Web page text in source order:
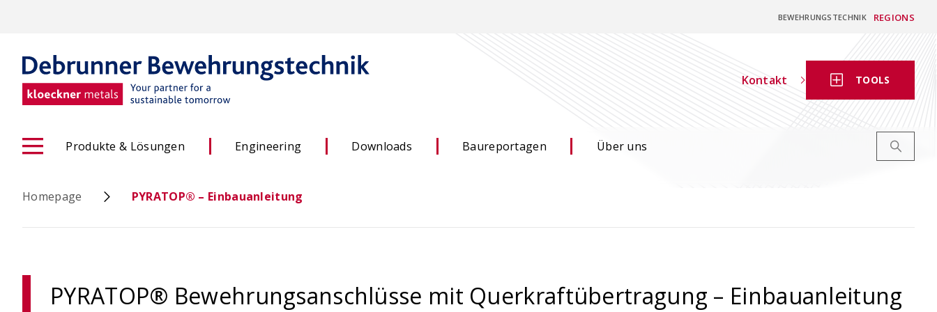
content
BEWEHRUNGSTECHNIK REGIONS
Kontakt TOOLS
Produkte & Lösungen Engineering Downloads Baureportagen Über uns
ACINOXplus® Höhenversatz
- Konfigurator
OCIMA –
ACILIST
Digitaler
Homepage PYRATOP® – Einbauanleitung
PYRATOP® Bewehrungsanschlüsse mit Querkraftübertragung – Einbauanleitung